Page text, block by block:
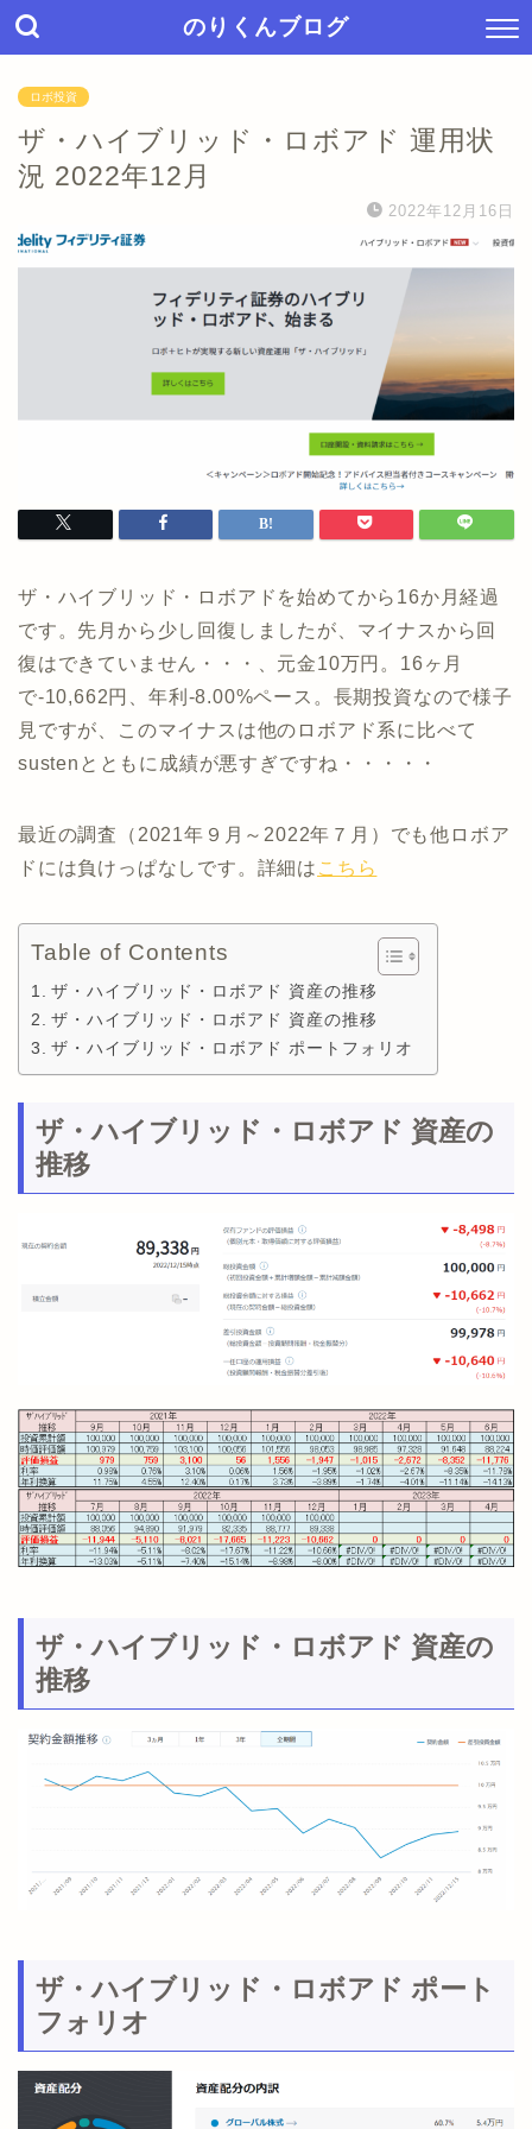
のりくんブログ
ロボ投資
ザ・ハイブリッド・ロボアド 運用状
況 2022年12月
2022年12月16日
ザ・ハイブリッド・ロボアドを始めてから16か月経過
です。先月から少し回復しましたが、マイナスから回
復はできていません・・・、元金10万円。16ヶ月
で-10,662円、年利-8.00%ペース。長期投資なので様子
見ですが、このマイナスは他のロボアド系に比べて
sustenとともに成績が悪すぎですね・・・・・
最近の調査（2021年９月～2022年７月）でも他ロボア
ドには負けっぱなしです。詳細は こちら
Table of Contents
ザ・ハイブリッド・ロボアド 資産の推移
ザ・ハイブリッド・ロボアド 資産の推移
ザ・ハイブリッド・ロボアド ポートフォリオ
ザ・ハイブリッド・ロボアド 資産の
推移
ザ・ハイブリッド・ロボアド 資産の
推移
ザ・ハイブリッド・ロボアド ポート
フォリオ